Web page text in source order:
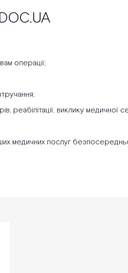
операції;
реабілітації, виклику медичної
медичних послуг